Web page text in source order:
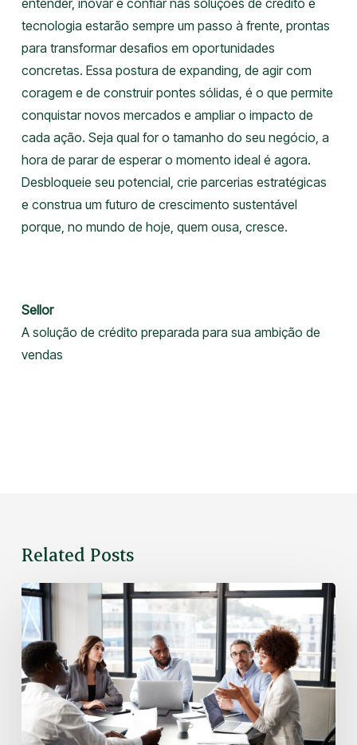
entender, inovar e confiar nas soluções de crédito e
tecnologia estarão sempre um passo à frente, prontas
para transformar desafios em oportunidades
concretas. Essa postura de expanding, de agir com
coragem e de construir pontes sólidas, é o que permite
conquistar novos mercados e ampliar o impacto de
cada ação. Seja qual for o tamanho do seu negócio, a
hora de parar de esperar o momento ideal é agora.
Desbloqueie seu potencial, crie parcerias estratégicas
e construa um futuro de crescimento sustentável
porque, no mundo de hoje, quem ousa, cresce.
Sellor
A solução de crédito preparada para sua ambição de
vendas
Related Posts